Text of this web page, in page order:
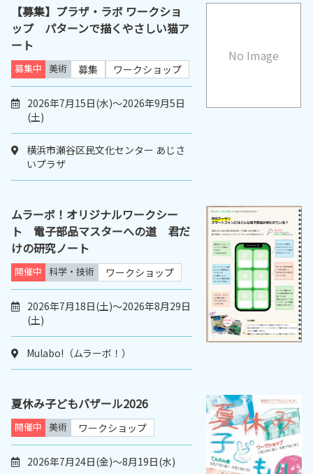
No Image
【募集】プラザ・ラボ ワークショ
ップ パターンで描くやさしい猫ア
ート
募集中 美術 募集 ワークショップ
2026年7月15日(水)～2026年9月5日
(土)
横浜市瀬谷区民文化センター あじさ
いプラザ
ムラーボ！オリジナルワークシー
ト 電子部品マスターへの道 君だ
けの研究ノート
開催中 科学・技術 ワークショップ
2026年7月18日(土)～2026年8月29日
(土)
Mulabo!（ムラーボ！）
夏休み子どもバザール2026
開催中 美術 ワークショップ
2026年7月24日(金)〜8月19日(水)